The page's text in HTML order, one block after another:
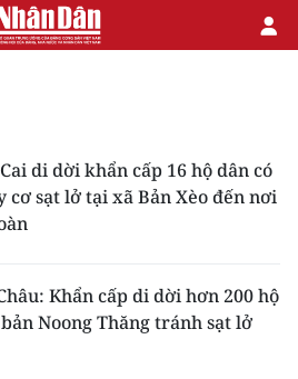
di dời khẩn cấp 16 hộ dân có
cơ sạt lở tại xã Bản Xèo đến nơi
Khẩn cấp di dời hơn 200 hộ
Noong Thăng tránh sạt lở